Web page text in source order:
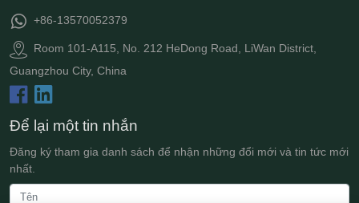
+86-13570052379
Room 101-A115, No. 212 HeDong Road, LiWan District,
Guangzhou City, China
Để lại một tin nhắn
Đăng ký tham gia danh sách để nhận những đổi mới và tin tức mới
nhất.